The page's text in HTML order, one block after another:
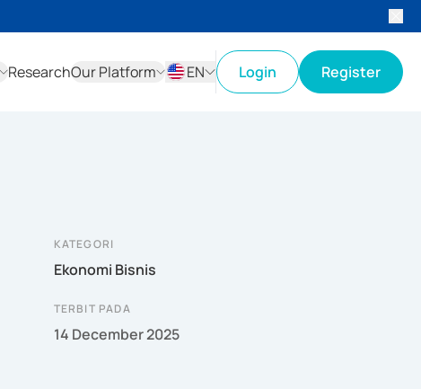
ResearchOur Platform
EN
Login Register
KATEGORI
Ekonomi Bisnis
TERBIT PADA
14 December 2025